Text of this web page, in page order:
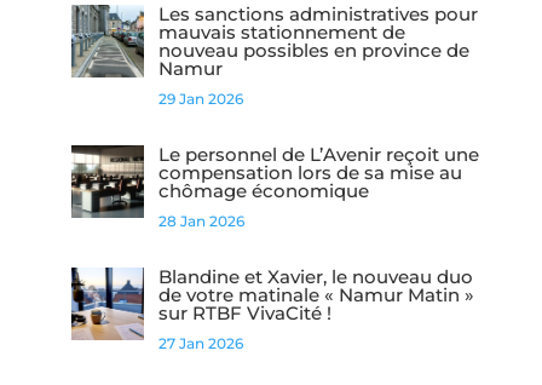
Les sanctions administratives pour
mauvais stationnement de
nouveau possibles en province de
Namur
29 Jan 2026
Le personnel de L’Avenir reçoit une
compensation lors de sa mise au
chômage économique
28 Jan 2026
Blandine et Xavier, le nouveau duo
de votre matinale « Namur Matin »
sur RTBF VivaCité !
27 Jan 2026